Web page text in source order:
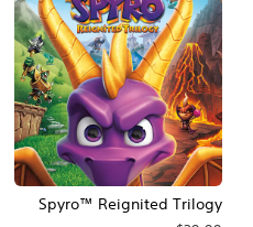
Spyro™ Reignited Trilogy